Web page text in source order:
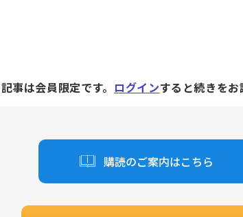
事は会員限定です。 ログインすると続きをお
購読のご案内はこちら